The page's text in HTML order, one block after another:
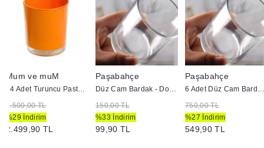
Mum ve muM
24 Adet Turuncu Pastel Renk Cam Mumluk - İç Boyama - Doluma Uygun 403
3.500,00 TL
%29 İndirim
2.499,90 TL
Paşabahçe
Düz Cam Bardak - Doluma Uygun
150,00 TL
%33 İndirim
99,90 TL
Paşabahçe
6 Adet Düz Cam Bardak -
750,00 TL
%27 İndirim
549,90 TL